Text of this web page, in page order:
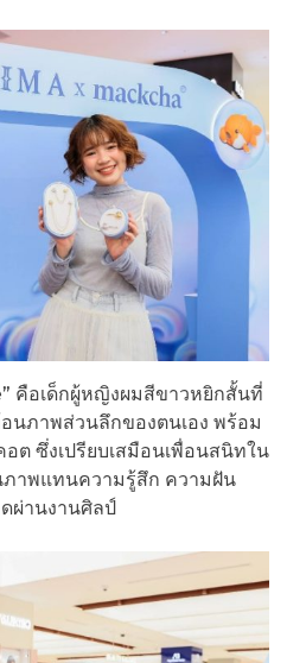
คือเด็กผู้หญิงผมสีขาวหยิกสั้นที่
นภาพส่วนลึกของตนเอง พร้อม
ต ซึ่งเปรียบเสมือนเพื่อนสนิทใน
ภาพแทนความรู้สึก ความฝัน
ผ่านงานศิลป์